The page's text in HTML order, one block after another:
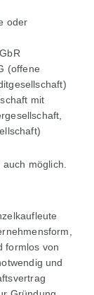
oder
(offene
mit
möglich.
formlos von
und